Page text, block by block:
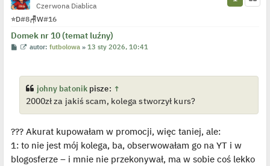
s
Czerwona Diablica
⭐D#8🪑W#16
Domek nr 10 (temat luźny)
P
W
i
e
t
l
o
e
y
n
c
autor:futbolowa »13 sty 2026, 10:41
johny batonikpisze: ↑
2000zł za jakiś scam, kolega stworzył kurs?
??? Akurat kupowałam w promocji, więc taniej, ale:
1: to nie jest mój kolega, ba, obserwowałam go na YT i w
blogosferze – i mnie nie przekonywał, ma w sobie coś lekko